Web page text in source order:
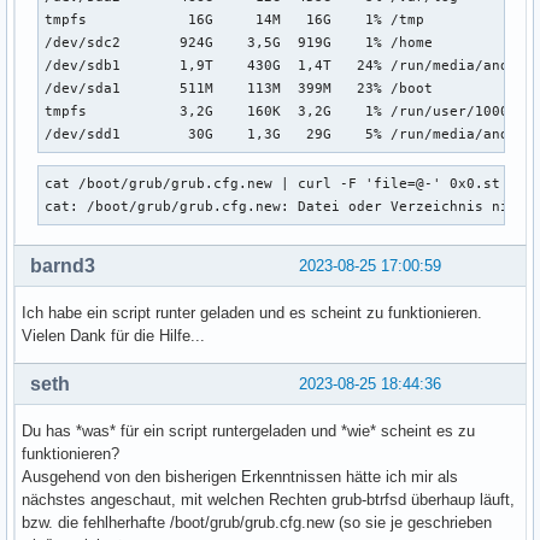
	if [ x$feature_platform_search_hint = xy ]; then
	  search --no-floppy --fs-uuid --set=root --hint-bios=hd0,gpt1 --hint-efi=hd0,gpt1 --hint-baremetal=ahci0,gpt1  81D7-E685
	else
	  search --no-floppy --fs-uuid --set=root 81D7-E685
	fi
	echo	'Loading Linux linux-lts ...'
	linux	/vmlinuz-linux-lts root=UUID=d1d0bf85-943b-4600-b667-3351008ec7e5 rw rootflags=subvol=@  intel_pstate=disable nowatchdog loglevel=3 quiet
	echo	'Loading initial ramdisk ...'
	initrd	/intel-ucode.img /initramfs-linux-lts.img
}
submenu 'Advanced options for Arch Linux'
	menuentry 'Arch Linux, with Linux linux-lts' --class arch --class gnu-linux --class gnu --class os $menuentry_id_option 'gnulinux-linux-lts-advanced-d1d0bf85-943b-4600-b667-3351008ec7e5' {
		set gfxpayload=keep
		insmod gzio
		insmod part_gpt
		insmod fat
		set root='hd0,gpt1'
		if [ x$feature_platform_search_hint = xy ]; then
		  search --no-floppy --fs-uuid --set=root --hint-bios=hd0,gpt1 --hint-efi=hd0,gpt1 --hint-baremetal=ahci0,gpt1  81D7-E685
		else
		  search --no-floppy --fs-uuid --set=root 81D7-E685
		fi
tmpfs            16G     14M   16G    1% /tmp
/dev/sdc2       924G    3,5G  919G    1% /home
/dev/sdb1       1,9T    430G  1,4T   24% /run/media/andre/
/dev/sda1       511M    113M  399M   23% /boot
tmpfs           3,2G    160K  3,2G    1% /run/user/1000
/dev/sdd1        30G    1,3G   29G    5% /run/media/andre/
cat /boot/grub/grub.cfg.new | curl -F 'file=@-' 0x0.st
cat: /boot/grub/grub.cfg.new: Datei oder Verzeichnis nicht
2023-08-25 17:00:59
barnd3
Ich habe ein script runter geladen und es scheint zu funktionieren.
Vielen Dank für die Hilfe...
2023-08-25 18:44:36
seth
Du has *was* für ein script runtergeladen und *wie* scheint es zu
funktionieren?
Ausgehend von den bisherigen Erkenntnissen hätte ich mir als
nächstes angeschaut, mit welchen Rechten grub-btrfsd überhaup läuft,
bzw. die fehlherhafte /boot/grub/grub.cfg.new (so sie je geschrieben